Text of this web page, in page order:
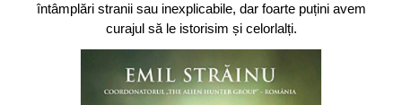
întâmplări stranii sau inexplicabile, dar foarte puțini avem
curajul să le istorisim și celorlalți.